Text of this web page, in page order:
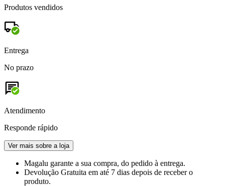
Produtos vendidos
Entrega
No prazo
Atendimento
Responde rápido
Ver mais sobre a loja
Magalu garante a sua compra, do pedido à entrega.
Devolução Gratuita em até 7 dias depois de receber o
produto.